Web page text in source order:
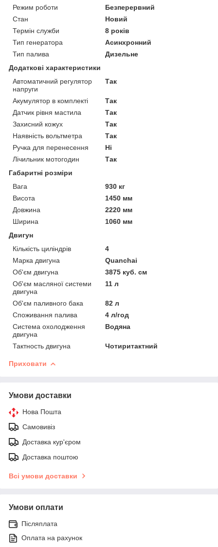
Режим роботи
Безперервний
Стан
Новий
Термін служби
8 років
Тип генератора
Асинхронний
Тип палива
Дизельне
Додаткові характеристики
Автоматичний регулятор
напруги
Так
Акумулятор в комплекті
Так
Датчик рівня мастила
Так
Захисний кожух
Так
Наявність вольтметра
Так
Ручка для перенесення
Ні
Лічильник мотогодин
Так
Габаритні розміри
Вага
930 кг
Висота
1450 мм
Довжина
2220 мм
Ширина
1060 мм
Двигун
Кількість циліндрів
4
Марка двигуна
Quanchai
Об'єм двигуна
3875 куб. см
Об'єм масляної системи
двигуна
11 л
Об'єм паливного бака
82 л
Споживання палива
4 л/год
Система охолодження
двигуна
Водяна
Тактность двигуна Чотиритактний
Приховати
Умови доставки
Нова Пошта
Самовивіз
Доставка кур'єром
Доставка поштою
Всі умови доставки
Умови оплати
Післяплата
Оплата на рахунок